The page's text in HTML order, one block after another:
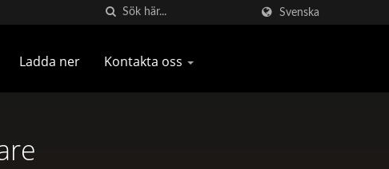
Svenska
Ladda ner Kontakta oss